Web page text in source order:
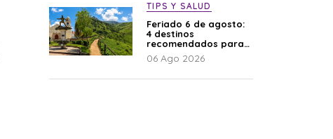
TIPS Y SALUD
Feriado 6 de agosto:
4 destinos
recomendados para
disfrutar el descanso
06 Ago 2026